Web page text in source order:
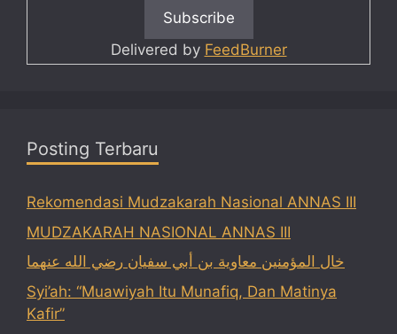
Delivered by FeedBurner
Posting Terbaru
Rekomendasi Mudzakarah Nasional ANNAS III
MUDZAKARAH NASIONAL ANNAS III
خال المؤمنين معاوية بن أبي سفيان رضي الله عنهما
Syi’ah: “Muawiyah Itu Munafiq, Dan Matinya
Kafir”